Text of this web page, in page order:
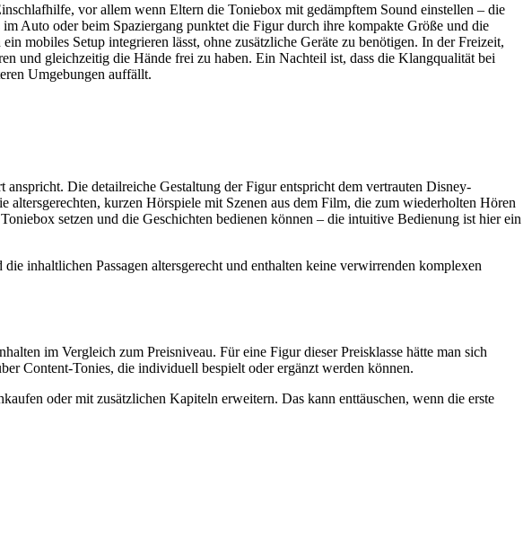
vor allem wenn Eltern die Toniebox mit gedämpftem Sound einstellen – die
Auto oder beim Spaziergang punktet die Figur durch ihre kompakte Größe und die
mobiles Setup integrieren lässt, ohne zusätzliche Geräte zu benötigen. In der Freizeit,
und gleichzeitig die Hände frei zu haben. Ein Nachteil ist, dass die Klangqualität bei
Umgebungen auffällt.
Die detailreiche Gestaltung der Figur entspricht dem vertrauten Disney-
kurzen Hörspiele mit Szenen aus dem Film, die zum wiederholten Hören
setzen und die Geschichten bedienen können – die intuitive Bedienung ist hier ein
inhaltlichen Passagen altersgerecht und enthalten keine verwirrenden komplexen
im Vergleich zum Preisniveau. Für eine Figur dieser Preisklasse hätte man sich
Content-Tonies, die individuell bespielt oder ergänzt werden können.
oder mit zusätzlichen Kapiteln erweitern. Das kann enttäuschen, wenn die erste